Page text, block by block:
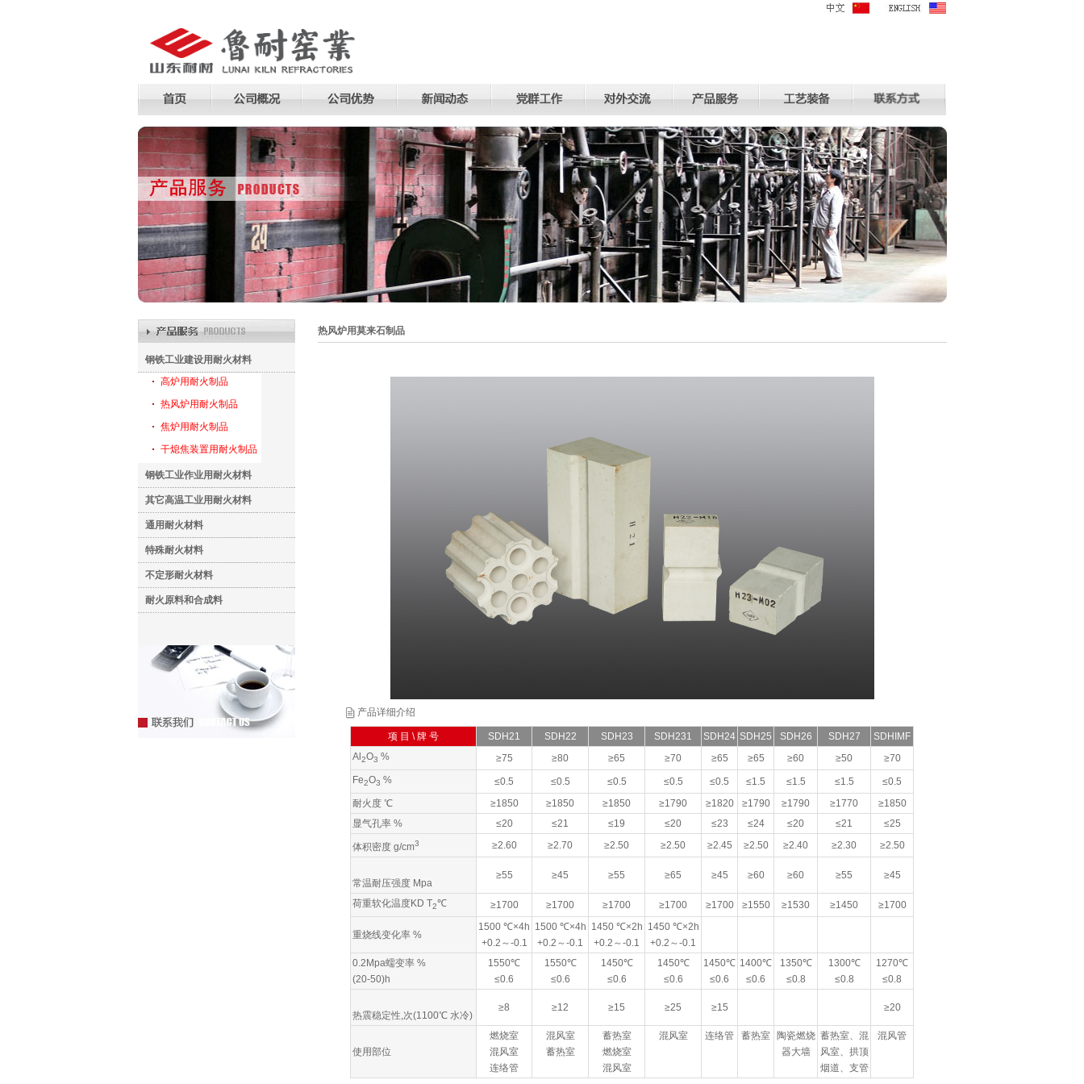
钢铁工业建设用耐火材料
高炉用耐火制品
热风炉用耐火制品
焦炉用耐火制品
干熄焦装置用耐火制品
钢铁工业作业用耐火材料
其它高温工业用耐火材料
通用耐火材料
特殊耐火材料
不定形耐火材料
耐火原料和合成料
热风炉用莫来石制品
产品详细介绍
项 目 \ 牌 号 SDH21 SDH22 SDH23 SDH231 SDH24 SDH25 SDH26 SDH27
SDHIMF
Al 2O3 % ≥75 ≥80 ≥65 ≥70 ≥65 ≥65 ≥60 ≥50
≥70
Fe2O3 % ≤0.5 ≤0.5 ≤0.5 ≤0.5 ≤0.5 ≤1.5 ≤1.5 ≤1.5
≤0.5
耐火度 ℃
≥1850 ≥1850 ≥1850 ≥1790 ≥1820 ≥1790 ≥1790 ≥1770
≥1850
显气孔率 %
≤20 ≤21 ≤19 ≤20 ≤23 ≤24 ≤20 ≤21 ≤25
体积密度 g/cm3 ≥2.60 ≥2.70 ≥2.50 ≥2.50 ≥2.45 ≥2.50 ≥2.40 ≥2.30 ≥2.50
常温耐压强度 Mpa
≥55 ≥45 ≥55 ≥65 ≥45 ≥60 ≥60 ≥55 ≥45
荷重软化温度KD T2℃ ≥1700 ≥1700 ≥1700 ≥1700 ≥1700 ≥1550 ≥1530 ≥1450 ≥1700
重烧线变化率 %
1500 ℃×4h
+0.2～-0.1
1500 ℃×4h
+0.2～-0.1
1450 ℃×2h
+0.2～-0.1
1450 ℃×2h
+0.2～-0.1
0.2Mpa蠕变率 %
(20-50)h
1550℃
≤0.6
1550℃
≤0.6
1450℃
≤0.6
1450℃
≤0.6
1450℃
≤0.6
1400℃
≤0.6
1350℃
≤0.8
1300℃
≤0.8
1270℃
≤0.8
热震稳定性,次(1100℃ 水冷)
≥8 ≥12 ≥15 ≥25 ≥15 ≥20
使用部位
燃烧室
混风室
连络管
混风室
蓄热室
蓄热室
燃烧室
混风室
混风室 连络管 蓄热室
陶瓷燃烧
器大墙
蓄热室、混
风室、拱顶
烟道、支管
混风管